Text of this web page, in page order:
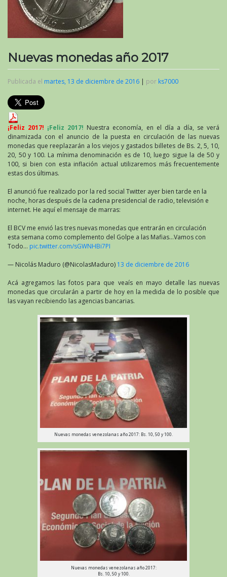
Nuevas monedas año 2017
Publicada el martes, 13 de diciembre de 2016 | por ks7000
¡Feliz 2017! ¡Feliz 2017! Nuestra economía, en el día a día, se verá
dinamizada con el anuncio de la puesta en circulación de las nuevas
monedas que reeplazarán a los viejos y gastados billetes de Bs. 2, 5, 10,
20, 50 y 100. La mínima denominación es de 10, luego sigue la de 50 y
100, si bien con esta inflación actual utilizaremos más frecuentemente
estas dos últimas.
El anunció fue realizado por la red social Twitter ayer bien tarde en la
noche, horas después de la cadena presidencial de radio, televisión e
internet. He aquí el mensaje de marras:
El BCV me envió las tres nuevas monedas que entrarán en circulación
esta semana como complemento del Golpe a las Mafias…Vamos con
Todo… pic.twitter.com/sGWNHBi7PI
— Nicolás Maduro (@NicolasMaduro) 13 de diciembre de 2016
Acá agregamos las fotos para que veaís en mayo detalle las nuevas
monedas que circularán a partir de hoy en la medida de lo posible que
las vayan recibiendo las agencias bancarias.
Nuevas monedas venezolanas año 2017: Bs. 10, 50 y 100.
Nuevas monedas venezolanas año 2017:
Bs. 10, 50 y 100.